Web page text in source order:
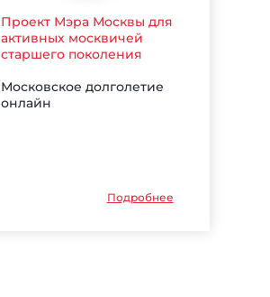
Проект Мэра Москвы для
активных москвичей
старшего поколения
Московское долголетие
онлайн
Подробнее